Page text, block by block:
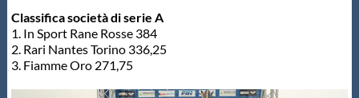
Classifica società di serie A
1. In Sport Rane Rosse 384
2. Rari Nantes Torino 336,25
3. Fiamme Oro 271,75